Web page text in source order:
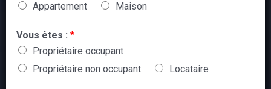
Appartement
Maison
Vous êtes : *
Propriétaire occupant
Propriétaire non occupant
Locataire